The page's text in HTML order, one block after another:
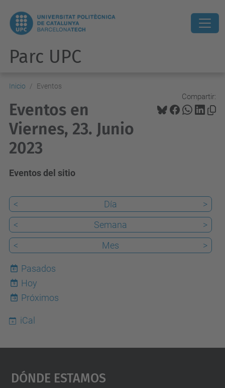
Parc UPC
Inicio Eventos
Compartir:
Eventos en
Viernes, 23. Junio
2023
Eventos del sitio
< Día
>
<
Semana
>
<
Mes >
Pasados
9
Hoy
Próximos
iCal
Dónde Estamos